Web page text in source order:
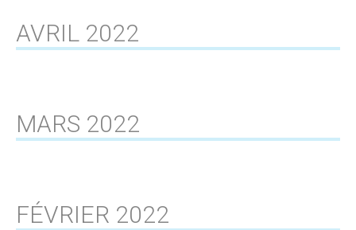
AVRIL 2022
MARS 2022
FÉVRIER 2022